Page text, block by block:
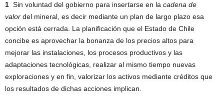
1 Sin voluntad del gobierno para insertarse en la cadena de
valor del mineral, es decir mediante un plan de largo plazo esa
opción está cerrada. La planificación que el Estado de Chile
concibe es aprovechar la bonanza de los precios altos para
mejorar las instalaciones, los procesos productivos y las
adaptaciones tecnológicas, realizar al mismo tiempo nuevas
exploraciones y en fin, valorizar los activos mediante créditos que
los resultados de dichas acciones implican.